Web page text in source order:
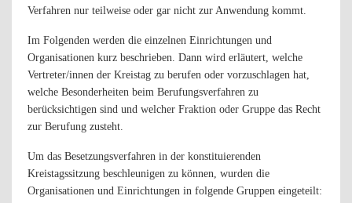
Verfahren nur teilweise oder gar nicht zur Anwendung kommt.
Im Folgenden werden die einzelnen Einrichtungen und
Organisationen kurz beschrieben. Dann wird erläutert, welche
Vertreter/innen der Kreistag zu berufen oder vorzuschlagen hat,
welche Besonderheiten beim Berufungsverfahren zu
berücksichtigen sind und welcher Fraktion oder Gruppe das Recht
zur Berufung zusteht.
Um das Besetzungsverfahren in der konstituierenden
Kreistagssitzung beschleunigen zu können, wurden die
Organisationen und Einrichtungen in folgende Gruppen eingeteilt: